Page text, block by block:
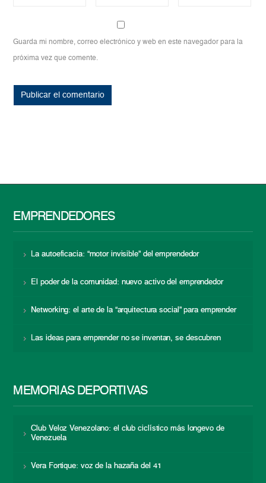
Guarda mi nombre, correo electrónico y web en este navegador para la
próxima vez que comente.
EMPRENDEDORES
La autoeficacia: “motor invisible” del emprendedor
El poder de la comunidad: nuevo activo del emprendedor
Networking: el arte de la “arquitectura social” para emprender
Las ideas para emprender no se inventan, se descubren
MEMORIAS DEPORTIVAS
Club Veloz Venezolano: el club ciclístico más longevo de
Venezuela
Vera Fortique: voz de la hazaña del 41